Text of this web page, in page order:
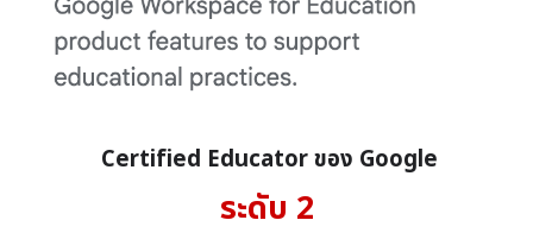
Certified Educator ของ Google
ระดับ 2